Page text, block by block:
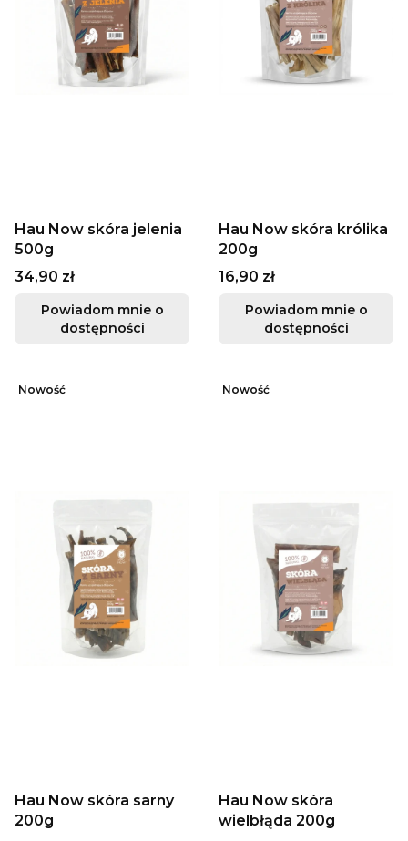
Hau Now skóra jelenia
500g
Cena
34,90 zł
Powiadom mnie o
dostępności
Hau Now skóra królika
200g
Cena
16,90 zł
Powiadom mnie o
dostępności
Nowość
Hau Now skóra sarny
200g
Nowość
Hau Now skóra
wielbłąda 200g